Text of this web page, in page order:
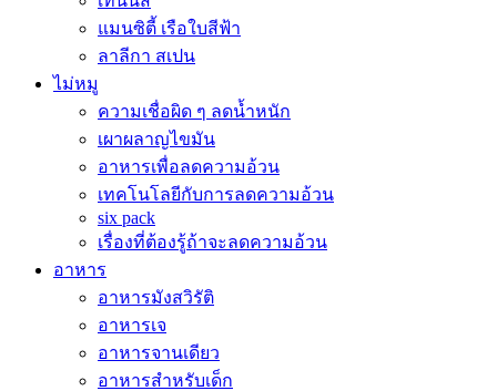
แมนซิตี้ เรือใบสีฟ้า
ลาลีกา สเปน
ไม่หมู
ความเชื่อผิด ๆ ลดน้ำหนัก
เผาผลาญไขมัน
อาหารเพื่อลดความอ้วน
เทคโนโลยีกับการลดความอ้วน
six pack
เรื่องที่ต้องรู้ถ้าจะลดความอ้วน
อาหาร
อาหารมังสวิรัติ
อาหารเจ
อาหารจานเดียว
อาหารสำหรับเด็ก